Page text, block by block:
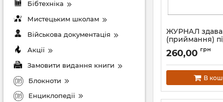
Бібтехніка
Мистецьким школам
Військова документація
Акції
Замовити видання книги
Блокноти
Енциклопедії
ЖУРНАЛ
(приймання)
зняття
охорони
приміщень
сховищ
В00А4Ж11
260,00 грн
В